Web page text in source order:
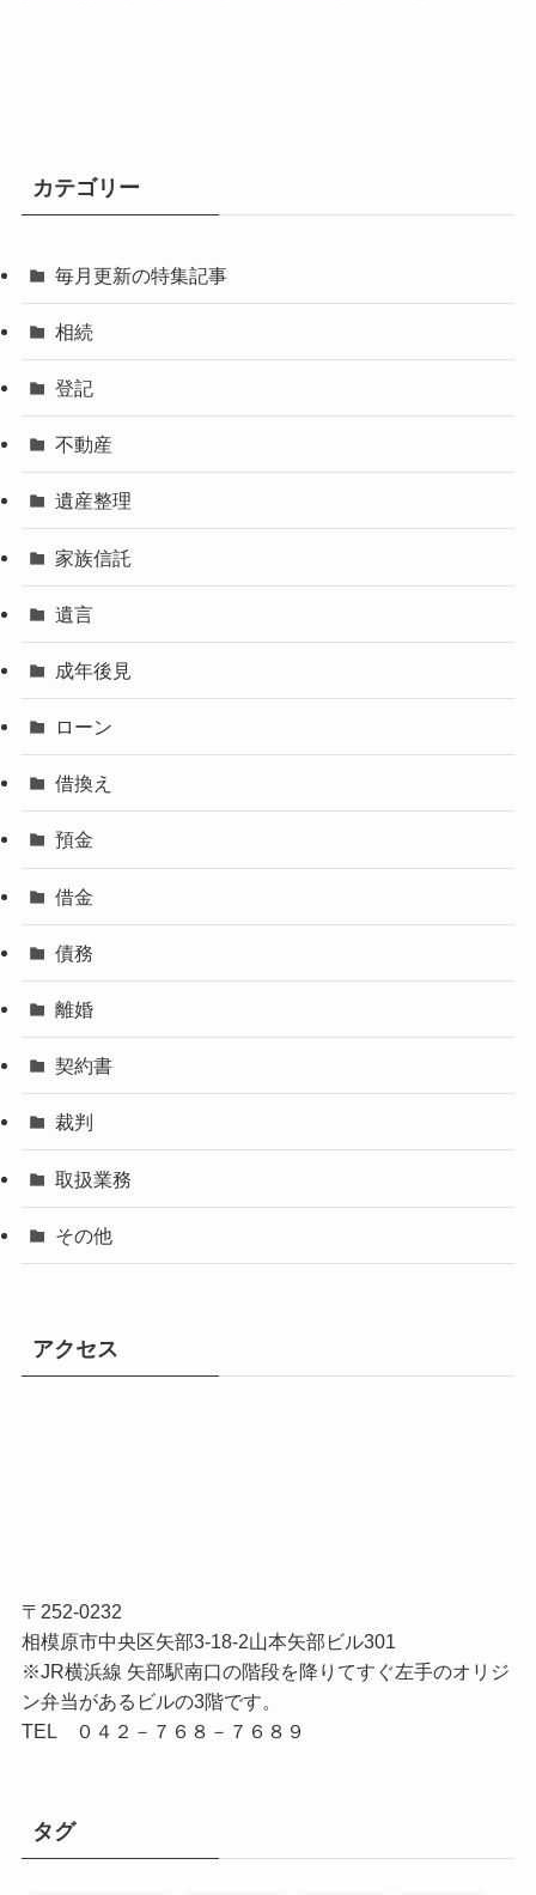
カテゴリー
毎月更新の特集記事
相続
登記
不動産
遺産整理
家族信託
遺言
成年後見
ローン
借換え
預金
借金
債務
離婚
契約書
裁判
取扱業務
その他
アクセス
〒252-0232
相模原市中央区矢部3-18-2山本矢部ビル301
※JR横浜線 矢部駅南口の階段を降りてすぐ左手のオリジ
ン弁当があるビルの3階です。
TEL ０４２－７６８－７６８９
タグ